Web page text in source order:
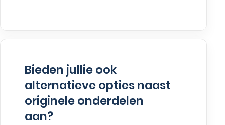
Bieden jullie ook
alternatieve opties naast
originele onderdelen
aan?